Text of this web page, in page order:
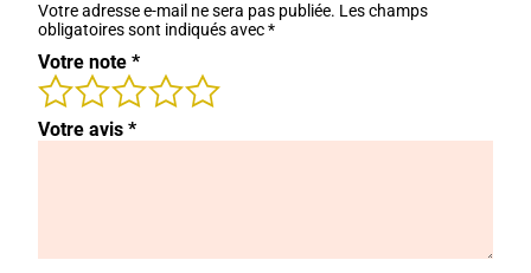
Votre adresse e-mail ne sera pas publiée. Les champs
obligatoires sont indiqués avec*
Votre note *
Votre avis *